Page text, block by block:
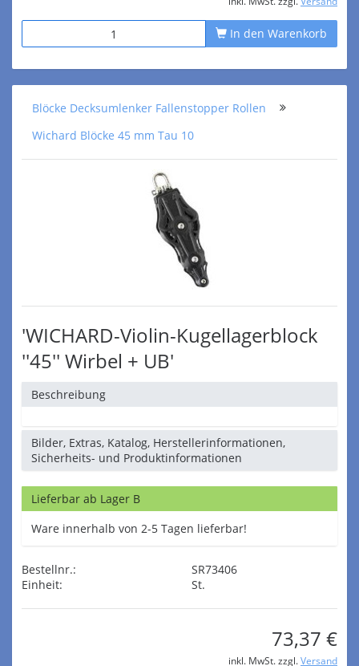
In den Warenkorb
Blöcke Decksumlenker Fallenstopper Rollen
Wichard Blöcke 45 mm Tau 10
'WICHARD-Violin-Kugellagerblock
''45'' Wirbel + UB'
Beschreibung
Bilder, Extras, Katalog, Herstellerinformationen,
Sicherheits- und Produktinformationen
Lieferbar ab Lager B
Ware innerhalb von 2-5 Tagen lieferbar!
Bestellnr.:
SR73406
Einheit:
St.
73,37 €
inkl. MwSt. zzgl. Versand